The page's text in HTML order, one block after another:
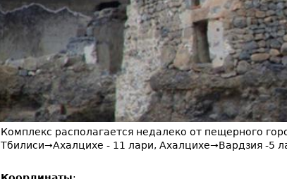
Комплекс располагается недалеко от пещерного
Тбилиси→Ахалцихе - 11 лари, Ахалцихе→Вардзия -5